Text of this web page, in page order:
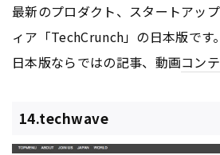
最新のプロダクト、スタートアッ
ィア「TechCrunch」の日本版です。
日本版ならではの記事、動画コン
14.techwave